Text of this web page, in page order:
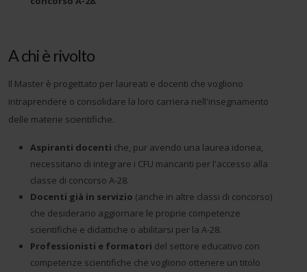
A chi è rivolto
Il Master è progettato per laureati e docenti che vogliono
intraprendere o consolidare la loro carriera nell'insegnamento
delle materie scientifiche.
Aspiranti docenti che, pur avendo una laurea idonea,
necessitano di integrare i CFU mancanti per l'accesso alla
classe di concorso A-28.
Docenti già in servizio (anche in altre classi di concorso)
che desiderano aggiornare le proprie competenze
scientifiche e didattiche o abilitarsi per la A-28.
Professionisti e formatori del settore educativo con
competenze scientifiche che vogliono ottenere un titolo